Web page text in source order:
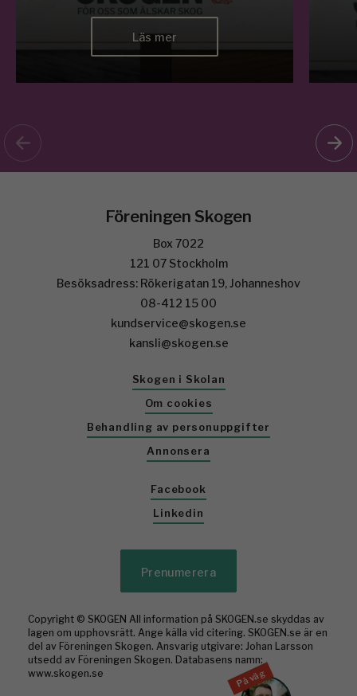
Läs mer
På väg
Föreningen Skogen
Box 7022
121 07 Stockholm
Besöksadress: Rökerigatan 19, Johanneshov
08-412 15 00
kundservice@skogen.se
kansli@skogen.se
Skogen i Skolan
Om cookies
Behandling av personuppgifter
Annonsera
Facebook
Linkedin
Prenumerera
Copyright © SKOGEN All information på SKOGEN.se skyddas av
lagen om upphovsrätt. Ange källa vid citering. SKOGEN.se är en
del av Föreningen Skogen. Ansvarig utgivare: Johan Larsson
utsedd av Föreningen Skogen. Databasens namn:
www.skogen.se